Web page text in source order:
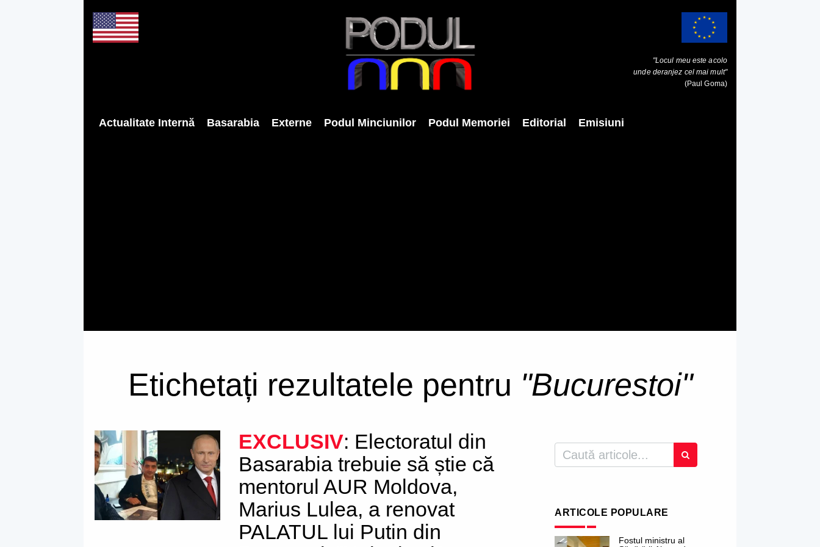
"Locul meu este acolo
unde deranjez cel mai mult"
(Paul Goma)
Actualitate Internă Basarabia Externe Podul Minciunilor Podul Memoriei Editorial Emisiuni
Etichetați rezultatele pentru "Bucurestoi"
EXCLUSIV: Electoratul din
Basarabia trebuie să știe că
mentorul AUR Moldova,
Marius Lulea, a renovat
PALATUL lui Putin din
ARTICOLE POPULARE
Fostul ministru al